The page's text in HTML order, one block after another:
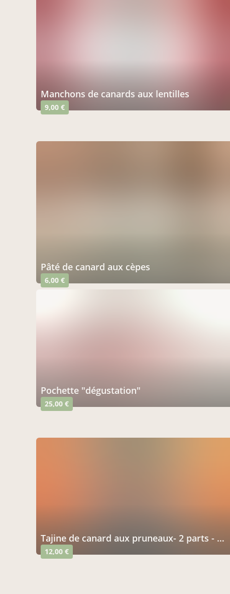
manchons de canards aux lentilles
9,00 €
pâté de canard aux cèpes
6,00 €
pochette "dégustation"
25,00 €
tajine de canard aux pruneaux- 2 parts - 1150 gr
12,00 €